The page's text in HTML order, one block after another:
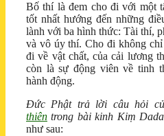
Bố thí là đem cho đi với một
tốt nhất hướng đến những
lành với ba hình thức: Tài thí,
và vô úy thí. Cho đi không chỉ
đi về vật chất, của cải lương
còn là sự động viên về tinh
hành động.
Ðức Phật trả lời câu hỏi
thiên trong bài kinh Kiṃ
như sau: